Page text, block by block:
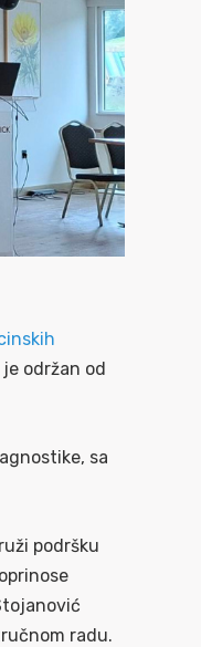
održan od
sa
podršku
radu.